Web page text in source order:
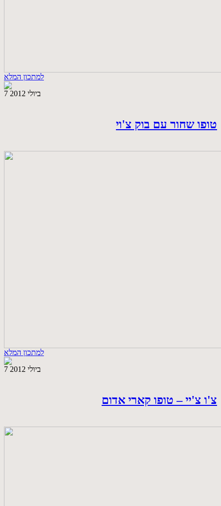
למתכון המלא
7 ביולי 2012
טופו שחור עם בוק צ'וי
למתכון המלא
7 ביולי 2012
צ'ו צ'יי – טופו קארי אדום